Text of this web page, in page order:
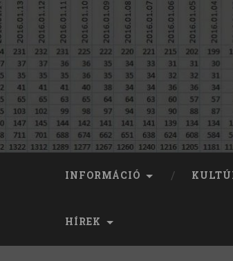
INFORMÁCIÓ
HÍREK